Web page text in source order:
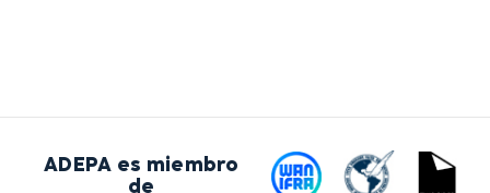
ADEPA es miembro
de